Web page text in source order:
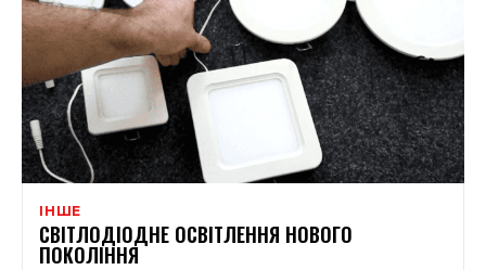
ІНШЕ
СВІТЛОДІОДНЕ ОСВІТЛЕННЯ НОВОГО
ПОКОЛІННЯ